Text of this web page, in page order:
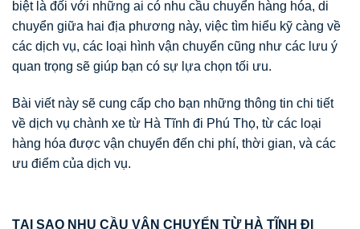
biệt là đối với những ai có nhu cầu chuyển hàng hóa, di
chuyển giữa hai địa phương này, việc tìm hiểu kỹ càng về
các dịch vụ, các loại hình vận chuyển cũng như các lưu ý
quan trọng sẽ giúp bạn có sự lựa chọn tối ưu.
Bài viết này sẽ cung cấp cho bạn những thông tin chi tiết
về dịch vụ chành xe từ Hà Tĩnh đi Phú Thọ, từ các loại
hàng hóa được vận chuyển đến chi phí, thời gian, và các
ưu điểm của dịch vụ.
TẠI SAO NHU CẦU VẬN CHUYỂN TỪ HÀ TĨNH ĐI